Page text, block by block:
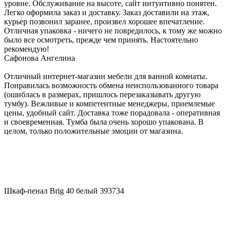
уровне. Обслуживание на высоте, сайт интуитивно понятен.
Легко оформила заказ и доставку. Заказ доставили на этаж,
курьер позвонил заранее, произвел хорошее впечатление.
Отличная упаковка - ничего не повредилось, к тому же можно
было все осмотреть, прежде чем принять. Настоятельно
рекомендую!
Сафонова Ангелина
Отличный интернет-магазин мебели для ванной комнаты.
Понравилась возможность обмена неиспользованного товара
(ошиблась в размерах, пришлось перезаказывать другую
тумбу). Вежливые и компетентные менеджеры, приемлемые
цены, удобный сайт. Доставка тоже порадовала - оперативная
и своевременная. Тумба была очень хорошо упакована. В
целом, только положительные эмоции от магазина.
Шкаф-пенал Brig 40 белый 393734